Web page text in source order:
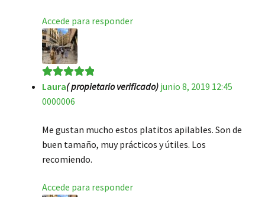
Accede para responder
Valorado en5
de 5
Laura( propietario verificado) junio 8, 2019 12:45
0000006
Me gustan mucho estos platitos apilables. Son de
buen tamaño, muy prácticos y útiles. Los
recomiendo.
Accede para responder